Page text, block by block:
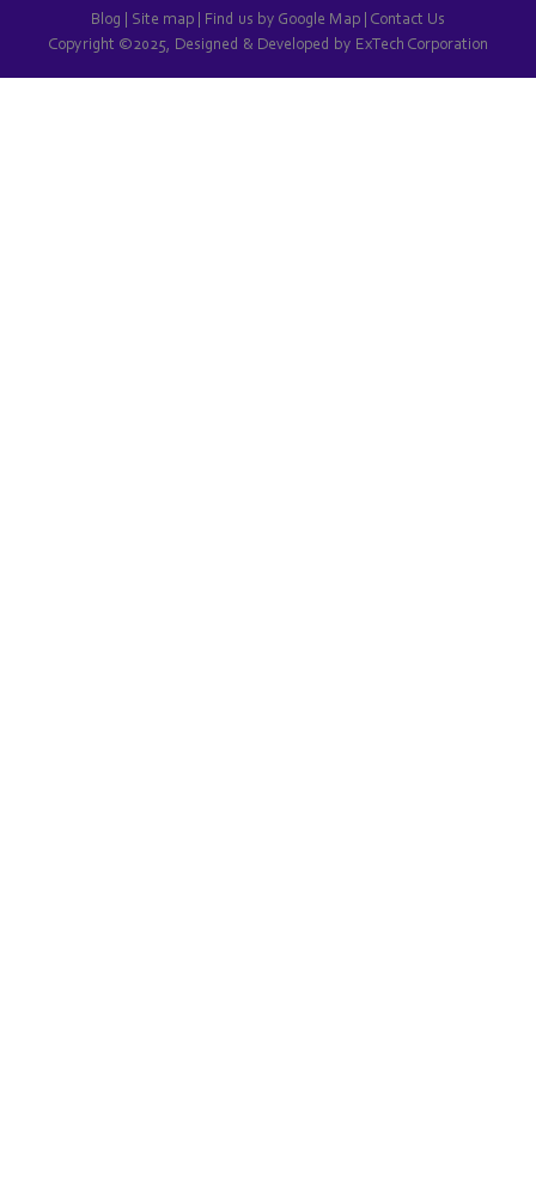
Blog Site map Find us by Google Map
Contact Us
Copyright ©2025, Designed & Developed by ExTech Corporation